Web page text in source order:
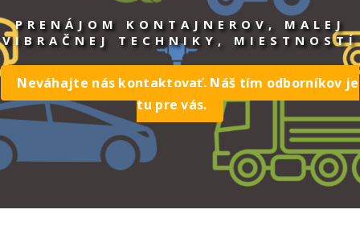
PRENÁJOM KONTAJNEROV, MALEJ
VIBRAČNEJ TECHNIKY, MIESTNOSTÍ
Neváhajte nás kontaktovať. Náš tím odborníkov je
tu pre vás.